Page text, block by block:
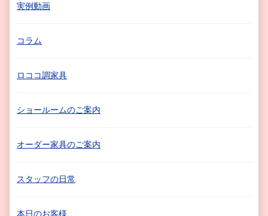
実例動画
コラム
ロココ調家具
ショールームのご案内
オーダー家具のご案内
スタッフの日常
本日のお客様